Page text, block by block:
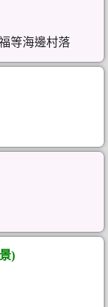
等海邊村落
)